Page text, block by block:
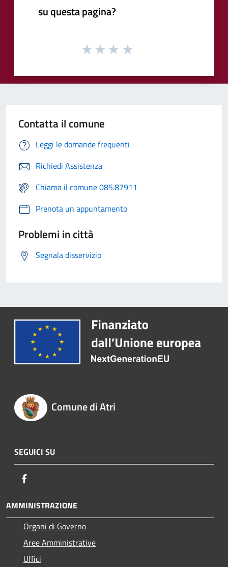
su questa pagina?
Contatta il comune
Leggi le domande frequenti
Richiedi Assistenza
Chiama il comune 085.87911
Prenota un appuntamento
Problemi in città
Segnala disservizio
Comune di Atri
SEGUICI SU
AMMINISTRAZIONE
Organi di Governo
Aree Amministrative
Uffici